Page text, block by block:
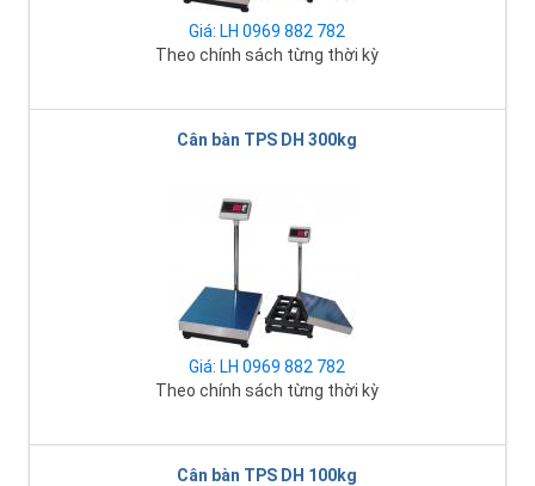
Giá: LH 0969 882 782
Theo chính sách từng thời kỳ
Cân bàn TPS DH 300kg
Giá: LH 0969 882 782
Theo chính sách từng thời kỳ
Cân bàn TPS DH 100kg